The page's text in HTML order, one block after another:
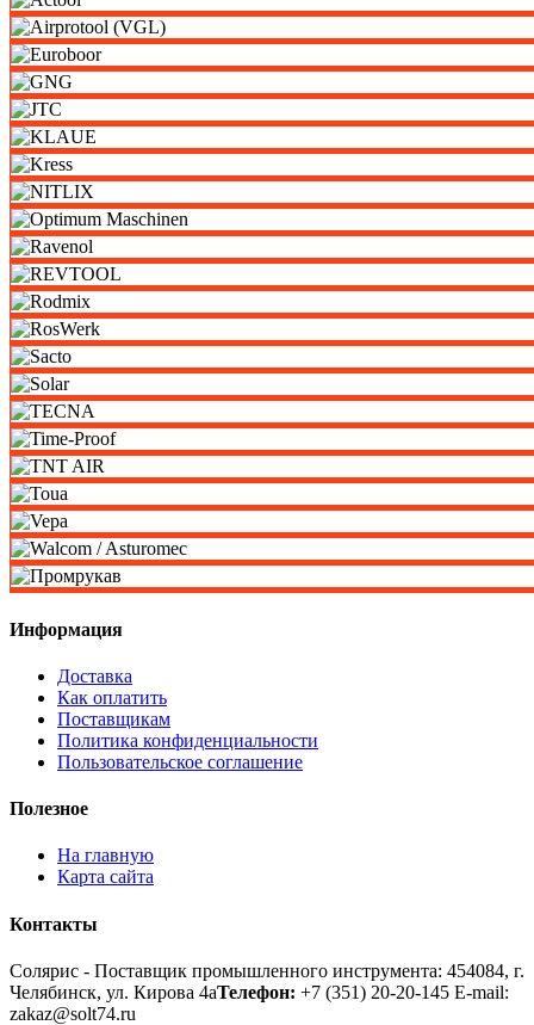
Информация
Доставка
Как оплатить
Поставщикам
Политика конфиденциальности
Пользовательское соглашение
Полезное
На главную
Карта сайта
Контакты
Солярис - Поставщик промышленного инструмента: 454084, г.
Челябинск, ул. Кирова 4аТелефон: +7 (351) 20-20-145 E-mail:
zakaz@solt74.ru